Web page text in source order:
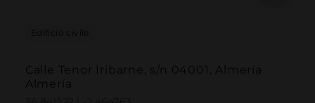
Edificio civile
Calle Tenor Iribarne, s/n 04001, Almería
Almería